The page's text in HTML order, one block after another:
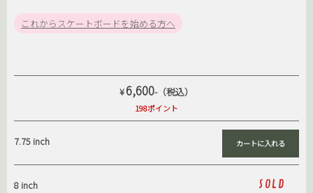
これからスケートボードを始める方へ
¥6,600-（税込）
198ポイント
7.75 inch
8 inch SOLD